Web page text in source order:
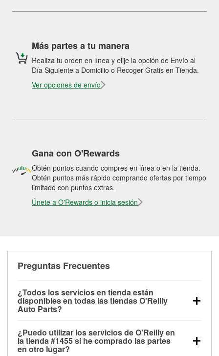
Más partes a tu manera
Realiza tu orden en línea y elije la opción de Envío al
Día Siguiente a Domicilio o Recoger Gratis en Tienda.
Ver opciones de envío
Gana con O'Rewards
Obtén puntos cuando compres en línea o en la tienda.
Obtén puntos más rápido comprando ofertas por tiempo
limitado con puntos extras.
Únete a O'Rewards o inicia sesión
Preguntas Frecuentes
¿Todos los servicios en tienda están
disponibles en todas las tiendas O'Reilly
Auto Parts?
las pruebas de batería, pruebas de alternador y
motor de arranque, revisión de la luz “Check Engine”
¿Puedo utilizar los servicios de O'Reilly en
la tienda #1455 si he comprado las partes
en otro lugar?